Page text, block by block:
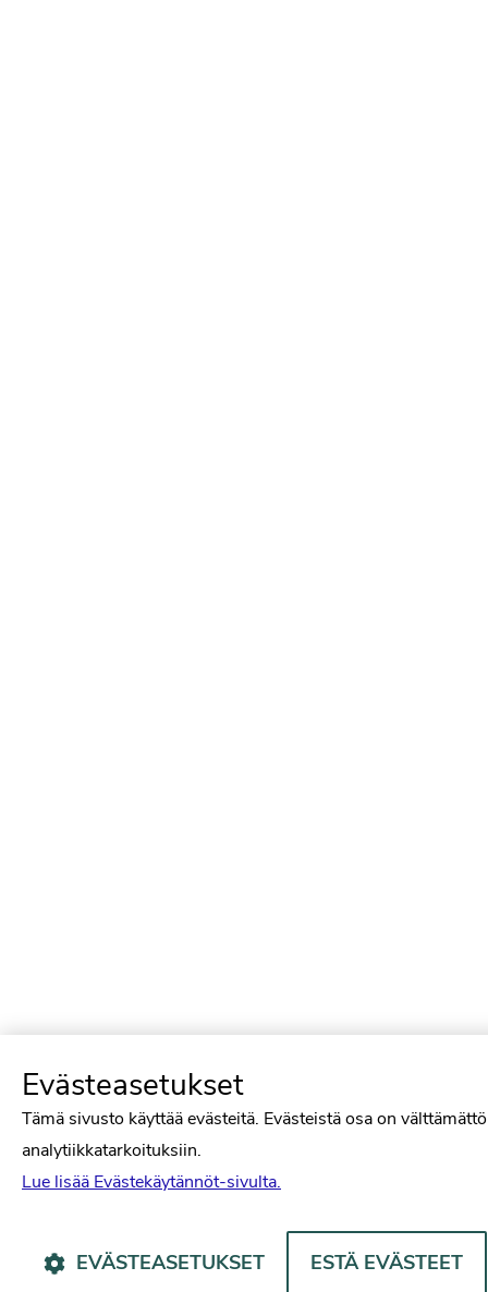
Evästeasetukset
Tämä sivusto käyttää evästeitä. Evästeistä osa on
analytiikkatarkoituksiin.
Lue lisää Evästekäytännöt-sivulta.
EVÄSTEASETUKSET ESTÄ EVÄSTEET